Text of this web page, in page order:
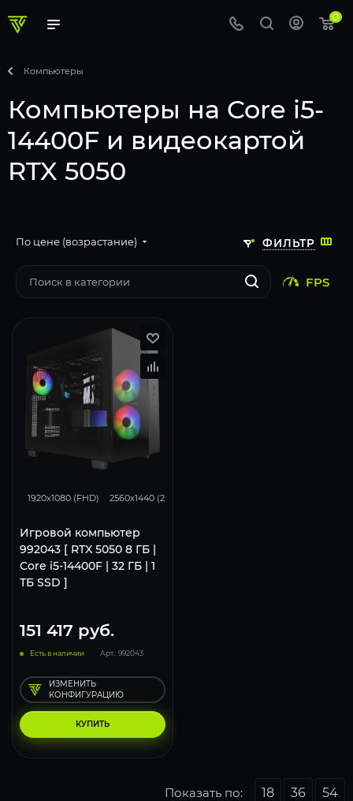
0
Компьютеры
Компьютеры на Core i5-
14400F и видеокартой
RTX 5050
ФИЛЬТР
По цене (возрастание)
FPS
1920x1080 (FHD) 2560x1440 (2K)
Игровой компьютер
992043 [ RTX 5050 8 ГБ |
Core i5-14400F | 32 ГБ | 1
ТБ SSD ]
151 417 руб.
Есть в наличии Арт.: 992043
КУПИТЬ
ИЗМЕНИТЬ
КОНФИГУРАЦИЮ
Показать по: 18 36 54